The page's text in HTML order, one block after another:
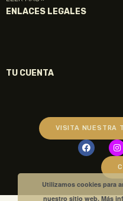
ENLACES LEGALES
TU CUENTA
VISITA NUESTRA
Utilizamos cookies para
nuestro sitio web.Más